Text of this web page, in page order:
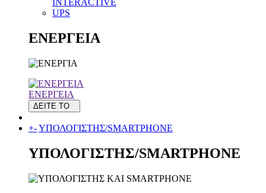
INTERACTIVE
UPS
ΕΝΕΡΓΕΙΑ
ΕΝΕΡΓΕΙΑ
ΔΕΙΤΕ ΤΟ
+-ΥΠΟΛΟΓΙΣΤΗΣ/SMARTPHONE
ΥΠΟΛΟΓΙΣΤΗΣ/SMARTPHONE